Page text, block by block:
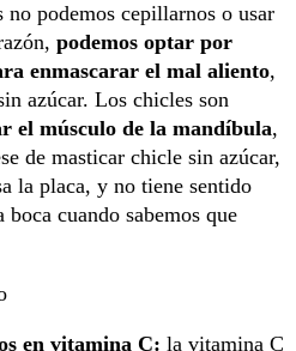
no podemos cepillarnos o usar
podemos optar por
enmascarar el mal aliento,
azúcar. Los chicles son
el músculo de la mandíbula,
de masticar chicle sin azúcar,
la placa, y no tiene sentido
boca cuando sabemos que
en vitamina C: la vitamina C